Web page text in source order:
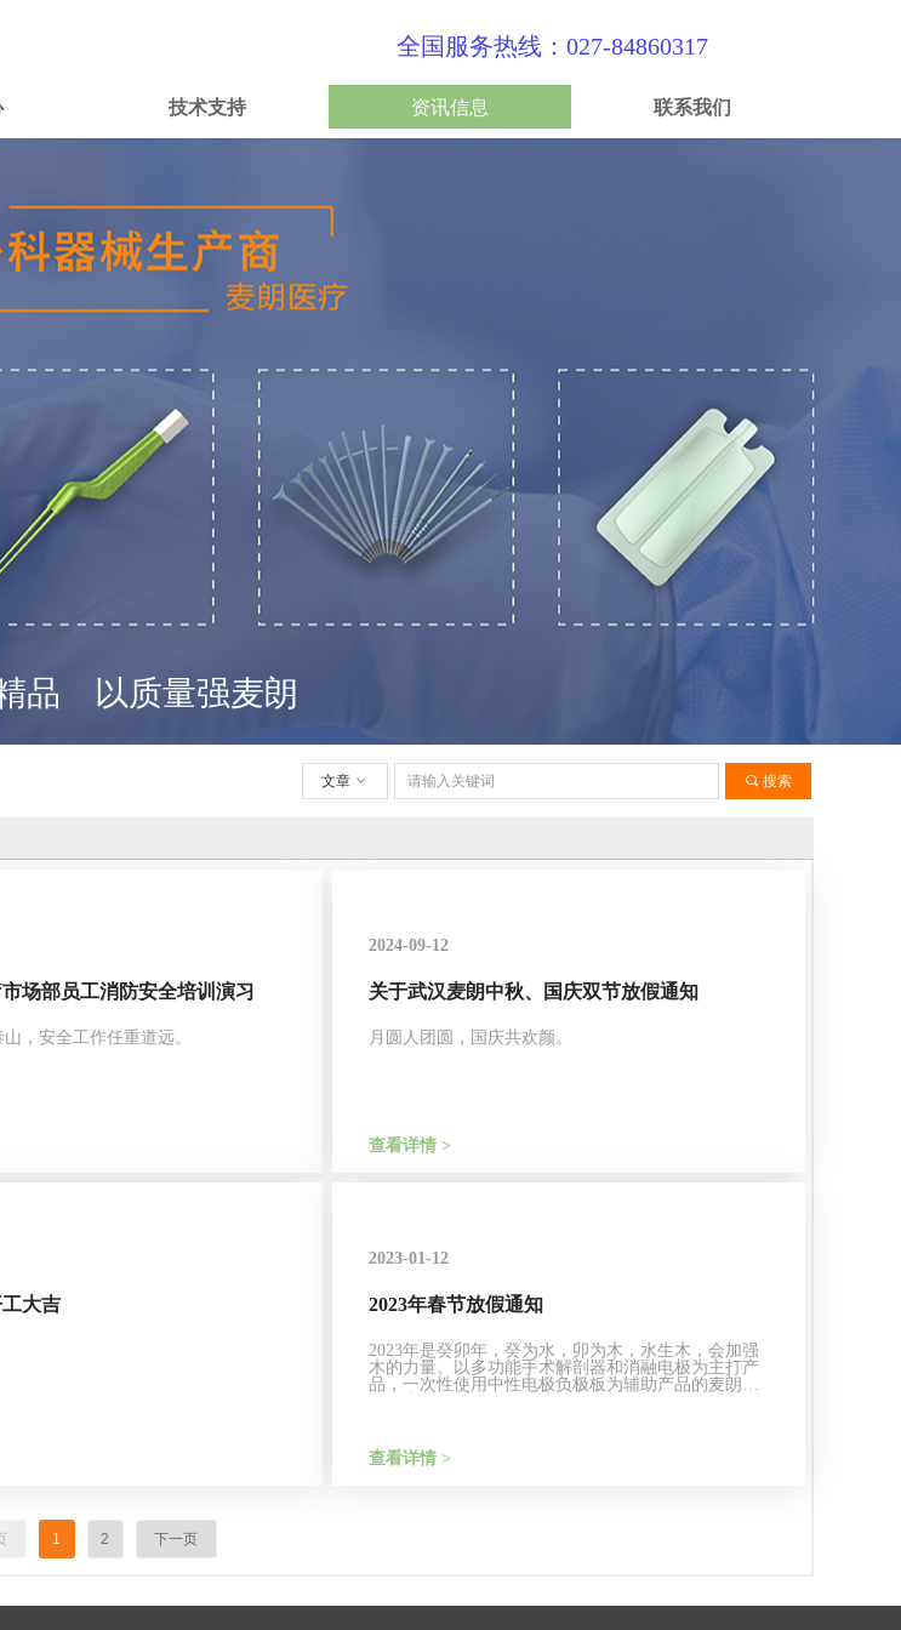
技术支持 资讯信息 联系我们
全国服务热线：027-84860317
끠 搜索
文章 ꀁ
场部员工消防安全培训演习
，安全工作任重道远。
2024-09-12
关于武汉麦朗中秋、国庆双节放假通知
月圆人团圆，国庆共欢颜。
查看详情 >
大吉
2023-01-12
2023年春节放假通知
2023年是癸卯年，癸为水，卯为木，水生木，会加强
木的力量。以多功能手术解剖器和消融电极为主打产
品，一次性使用中性电极负极板为辅助产品的麦朗医
麦朗新型双极电凝镊通过2019至2022年的临床应
用在各三甲、特三甲医院得到了医生和教授的认可和
查看详情 >
1 2 下一页
品 以质量强麦朗